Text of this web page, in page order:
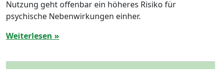
Nutzung geht offenbar ein höheres Risiko für
psychische Nebenwirkungen einher.
Weiterlesen »